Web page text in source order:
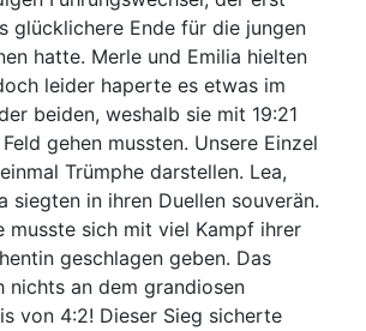
glücklichere Ende für die jungen
hatte. Merle und Emilia hielten
leider haperte es etwas im
beiden, weshalb sie mit 19:21
gehen mussten. Unsere Einzel
Trümphe darstellen. Lea,
siegten in ihren Duellen souverän.
musste sich mit viel Kampf ihrer
geschlagen geben. Das
nichts an dem grandiosen
von 4:2! Dieser Sieg sicherte